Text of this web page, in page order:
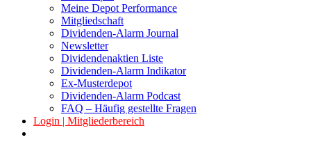
Meine Depot Performance
Mitgliedschaft
Dividenden-Alarm Journal
Newsletter
Dividendenaktien Liste
Dividenden-Alarm Indikator
Ex-Musterdepot
Dividenden-Alarm Podcast
FAQ – Häufig gestellte Fragen
Login | Mitgliederbereich